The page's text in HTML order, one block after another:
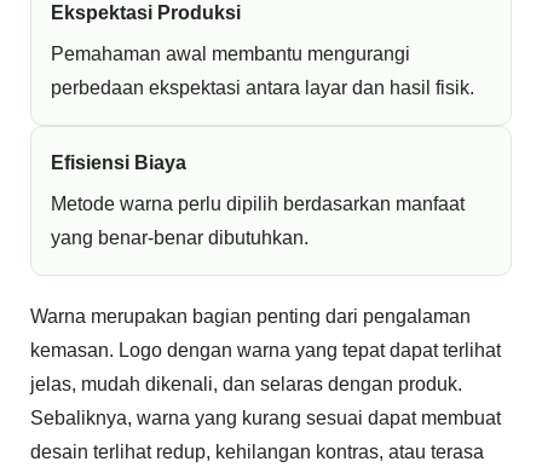
Ekspektasi Produksi
Pemahaman awal membantu mengurangi
perbedaan ekspektasi antara layar dan hasil fisik.
Efisiensi Biaya
Metode warna perlu dipilih berdasarkan manfaat
yang benar-benar dibutuhkan.
Warna merupakan bagian penting dari pengalaman
kemasan. Logo dengan warna yang tepat dapat terlihat
jelas, mudah dikenali, dan selaras dengan produk.
Sebaliknya, warna yang kurang sesuai dapat membuat
desain terlihat redup, kehilangan kontras, atau terasa